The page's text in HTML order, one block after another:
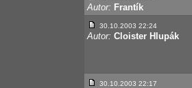
Autor: Frantík
30.10.2003 22:24
Autor: Cloister Hlupák
30.10.2003 22:17